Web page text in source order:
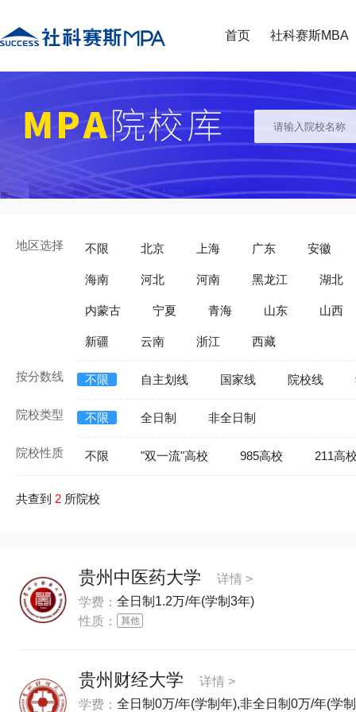
首页 社科赛斯MBA
地区选择 不限 北京 上海 广东 安徽
海南 河北 河南 黑龙江 湖北
内蒙古 宁夏 青海 山东 山西
新疆 云南 浙江 西藏
按分数线 不限 自主划线 国家线 院校线
院校类型 不限 全日制 非全日制
院校性质 不限 "双一流"高校 985高校 211高
共查到 2 所院校
贵州中医药大学
详情 >
学费： 全日制1.2万/年(学制3年)
性质：
贵州财经大学
详情 >
学费： 全日制0万/年(学制年),非全日制0万/年(学